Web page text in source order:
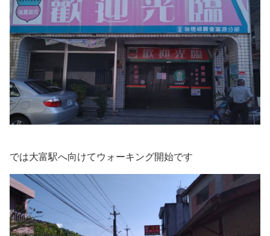
では大富駅へ向けてウォーキング開始です